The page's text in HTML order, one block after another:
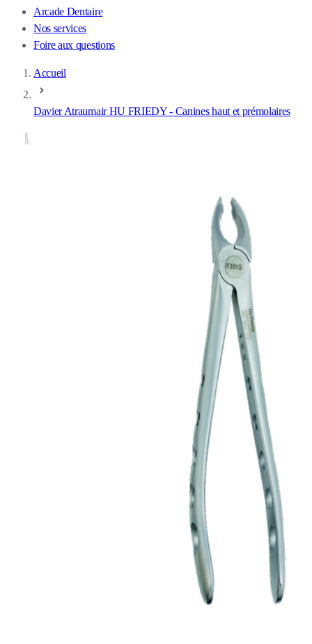
Arcade Dentaire
Nos services
Foire aux questions
Accueil
Davier Atraumair HU FRIEDY - Canines haut et prémolaires